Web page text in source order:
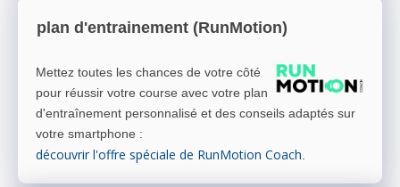
plan d'entrainement (RunMotion)
Mettez toutes les chances de votre côté
pour réussir votre course avec votre plan
d'entraînement personnalisé et des conseils adaptés sur
votre smartphone :
découvrir l'offre spéciale de RunMotion Coach.